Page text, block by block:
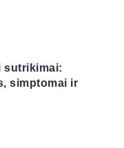
sutrikimai:
simptomai ir